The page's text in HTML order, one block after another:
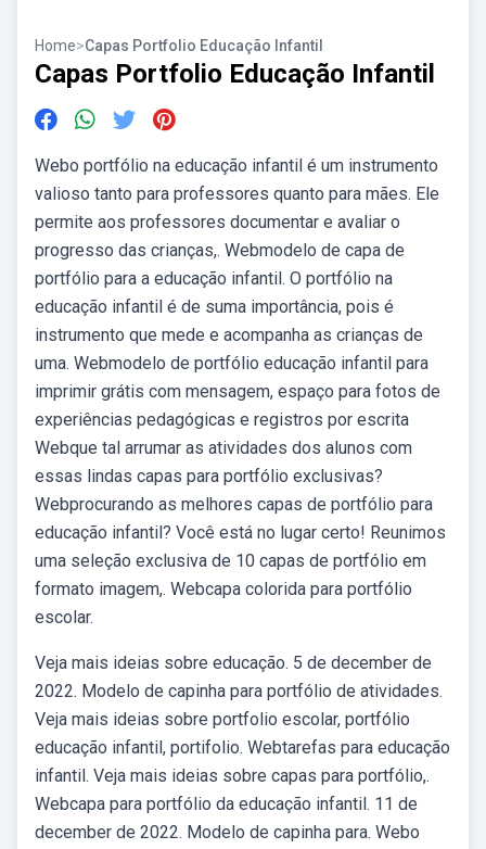
Home>Capas Portfolio Educação Infantil
Capas Portfolio Educação Infantil
Webo portfólio na educação infantil é um instrumento
valioso tanto para professores quanto para mães. Ele
permite aos professores documentar e avaliar o
progresso das crianças,. Webmodelo de capa de
portfólio para a educação infantil. O portfólio na
educação infantil é de suma importância, pois é
instrumento que mede e acompanha as crianças de
uma. Webmodelo de portfólio educação infantil para
imprimir grátis com mensagem, espaço para fotos de
experiências pedagógicas e registros por escrita
Webque tal arrumar as atividades dos alunos com
essas lindas capas para portfólio exclusivas?
Webprocurando as melhores capas de portfólio para
educação infantil? Você está no lugar certo! Reunimos
uma seleção exclusiva de 10 capas de portfólio em
formato imagem,. Webcapa colorida para portfólio
escolar.
Veja mais ideias sobre educação. 5 de december de
2022. Modelo de capinha para portfólio de atividades.
Veja mais ideias sobre portfolio escolar, portfólio
educação infantil, portifolio. Webtarefas para educação
infantil. Veja mais ideias sobre capas para portfólio,.
Webcapa para portfólio da educação infantil. 11 de
december de 2022. Modelo de capinha para. Webo